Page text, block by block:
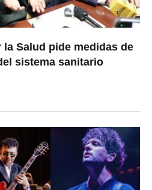
Salud pide medidas de
sistema sanitario